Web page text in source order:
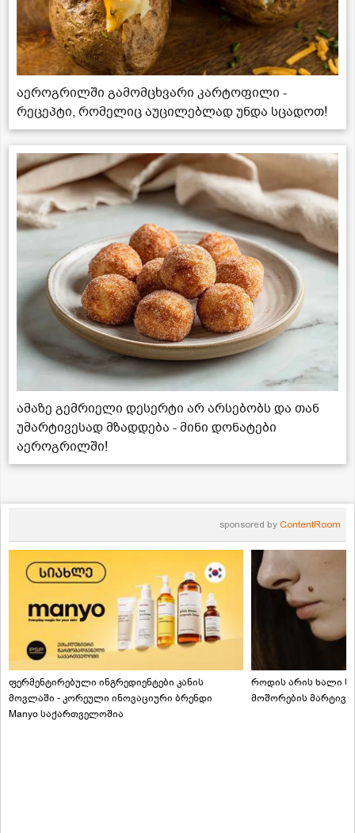
აეროგრილში გამომცხვარი კარტოფილი -
რეცეპტი, რომელიც აუცილებლად უნდა სცადოთ!
ამაზე გემრიელი დესერტი არ არსებობს და თან
უმარტივესად მზადდება - მინი დონატები
აეროგრილში!
sponsored by ContentRoom
ფერმენტირებული ინგრედიენტები კანის
მოვლაში - კორეული ინოვაციური ბრენდი
Manyo საქართველოშია
როდის არის ხალი
მოშორების